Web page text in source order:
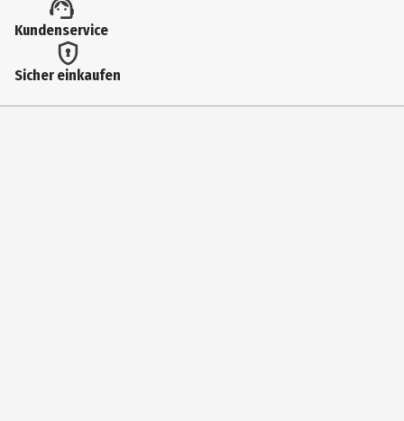
Kundenservice
Sicher einkaufen